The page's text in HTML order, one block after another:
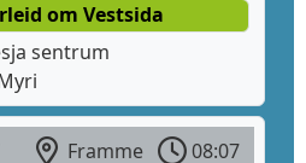
om Vestsida
sentrum
Framme
08:07